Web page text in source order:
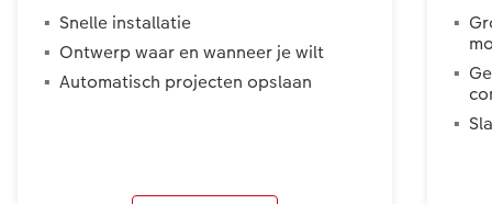
Snelle installatie
Ontwerp waar en wanneer je wilt
Automatisch projecten opslaan